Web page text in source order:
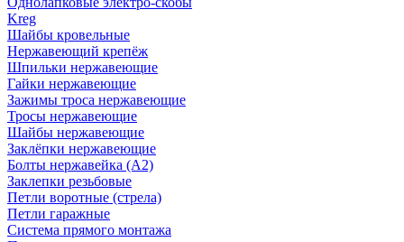
Kreg
Шайбы кровельные
Нержавеющий крепёж
Шпильки нержавеющие
Гайки нержавеющие
Зажимы троса нержавеющие
Тросы нержавеющие
Шайбы нержавеющие
Заклёпки нержавеющие
Болты нержавейка (А2)
Заклепки резьбовые
Петли воротные (стрела)
Петли гаражные
Система прямого монтажа